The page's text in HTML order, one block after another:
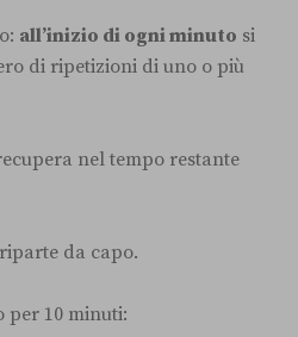
all’inizio di ogni minuto si
di ripetizioni di uno o più
nel tempo restante
da capo.
per 10 minuti: